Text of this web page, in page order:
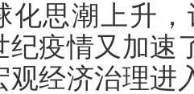
化思潮上升
纪疫情又加速
观经济治理进